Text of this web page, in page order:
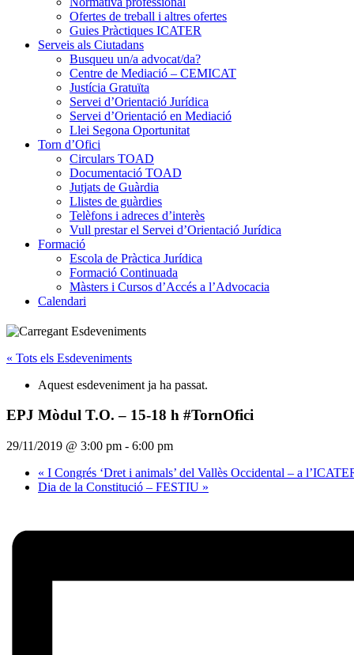
Ofertes de treball i altres ofertes
Guies Pràctiques ICATER
Serveis als Ciutadans
Busqueu un/a advocat/da?
Centre de Mediació – CEMICAT
Justícia Gratuïta
Servei d’Orientació Jurídica
Servei d’Orientació en Mediació
Llei Segona Oportunitat
Torn d’Ofici
Circulars TOAD
Documentació TOAD
Jutjats de Guàrdia
Llistes de guàrdies
Telèfons i adreces d’interès
Vull prestar el Servei d’Orientació Jurídica
Formació
Escola de Pràctica Jurídica
Formació Continuada
Màsters i Cursos d’Accés a l’Advocacia
Calendari
« Tots els Esdeveniments
Aquest esdeveniment ja ha passat.
EPJ Mòdul T.O. – 15-18 h #TornOfici
29/11/2019 @ 3:00 pm - 6:00 pm
« I Congrés ‘Dret i animals’ del Vallès Occidental – a
Dia de la Constitució – FESTIU »